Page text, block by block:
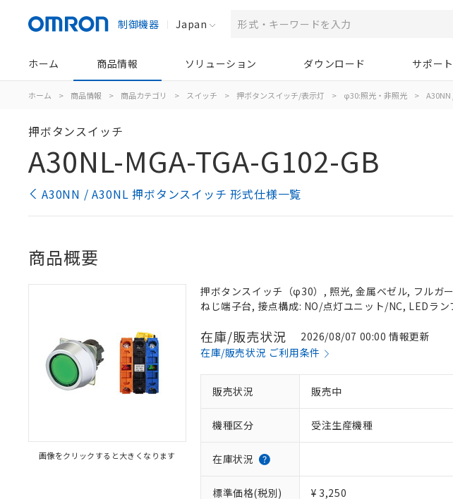
制御機器 Japan
ホーム 商品情報 ソリューション ダウンロード サポート
ホーム > 商品情報 > 商品カテゴリ > スイッチ > 押ボタンスイッチ/表示灯 > φ30:照光・非照光 > A30NN
押ボタンスイッチ
A30NL-MGA-TGA-G102-GB
A30NN / A30NL 押ボタンスイッチ 形式仕様一覧
商品概要
画像をクリックすると大きくなります
押ボタンスイッチ（φ30）, 照光, 金属ベゼル, フルガ
ねじ端子台, 接点構成: NO/点灯ユニット/NC, LEDラ
在庫/販売状況
2026/08/07 00:00 情報更新
在庫/販売状況 ご利用条件
販売状況 販売中
機種区分 受注生産機種
在庫状況
標準価格(税別) ¥ 3,250